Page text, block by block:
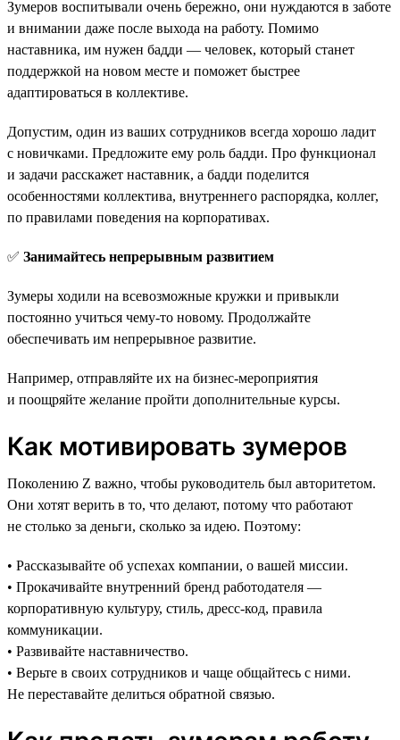
Зумеров воспитывали очень бережно, они нуждаются в заботе
и внимании даже после выхода на работу. Помимо
наставника, им нужен бадди — человек, который станет
поддержкой на новом месте и поможет быстрее
адаптироваться в коллективе.
Допустим, один из ваших сотрудников всегда хорошо ладит
с новичками. Предложите ему роль бадди. Про функционал
и задачи расскажет наставник, а бадди поделится
особенностями коллектива, внутреннего распорядка, коллег,
по правилами поведения на корпоративах.
✅ Занимайтесь непрерывным развитием
Зумеры ходили на всевозможные кружки и привыкли
постоянно учиться чему-то новому. Продолжайте
обеспечивать им непрерывное развитие.
Например, отправляйте их на бизнес-мероприятия
и поощряйте желание пройти дополнительные курсы.
Как мотивировать зумеров
Поколению Z важно, чтобы руководитель был авторитетом.
Они хотят верить в то, что делают, потому что работают
не столько за деньги, сколько за идею. Поэтому:
• Рассказывайте об успехах компании, о вашей миссии.
• Прокачивайте внутренний бренд работодателя —
корпоративную культуру, стиль, дресс-код, правила
коммуникации.
• Развивайте наставничество.
• Верьте в своих сотрудников и чаще общайтесь с ними.
Не переставайте делиться обратной связью.